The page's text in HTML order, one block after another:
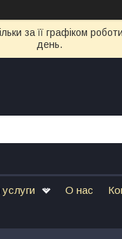
за її графіком
день.
О нас